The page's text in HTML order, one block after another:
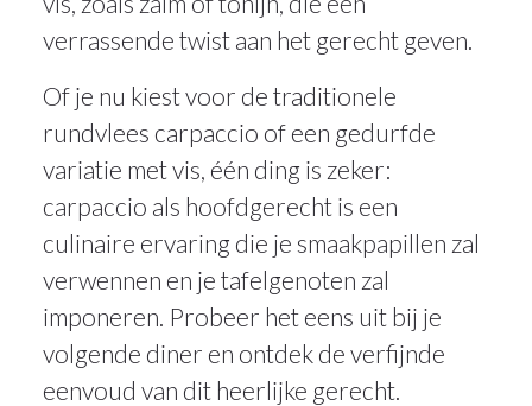
verrassende twist aan het gerecht geven.
Of je nu kiest voor de traditionele
rundvlees carpaccio of een gedurfde
variatie met vis, één ding is zeker:
carpaccio als hoofdgerecht is een
culinaire ervaring die je smaakpapillen zal
verwennen en je tafelgenoten zal
imponeren. Probeer het eens uit bij je
volgende diner en ontdek de verfijnde
eenvoud van dit heerlijke gerecht.